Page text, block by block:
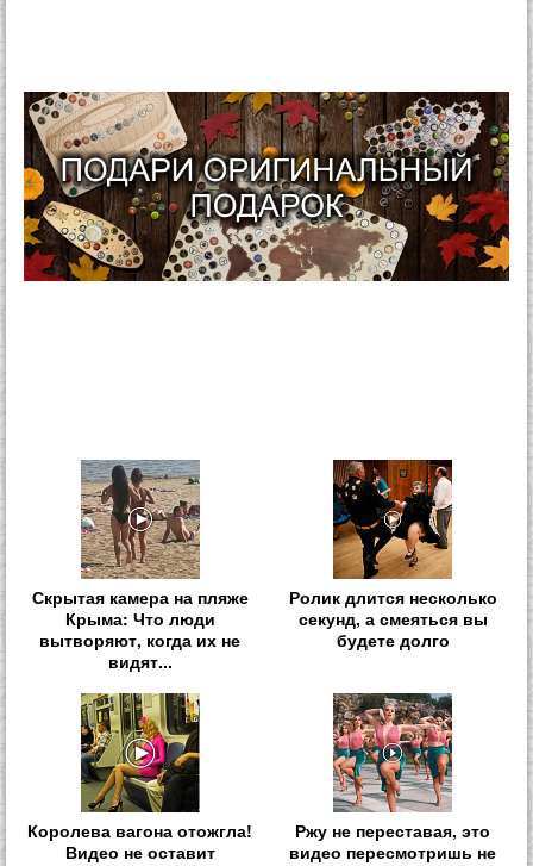
Скрытая камера на пляже
Крыма: Что люди
вытворяют, когда их не
видят...
Ролик длится несколько
секунд, а смеяться вы
будете долго
Королева вагона отожгла!
Видео не оставит
Ржу не переставая, это
видео пересмотришь не